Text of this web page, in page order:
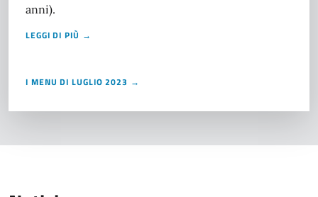
anni).
LEGGI DI PIÙ →
I MENU DI LUGLIO 2023 →